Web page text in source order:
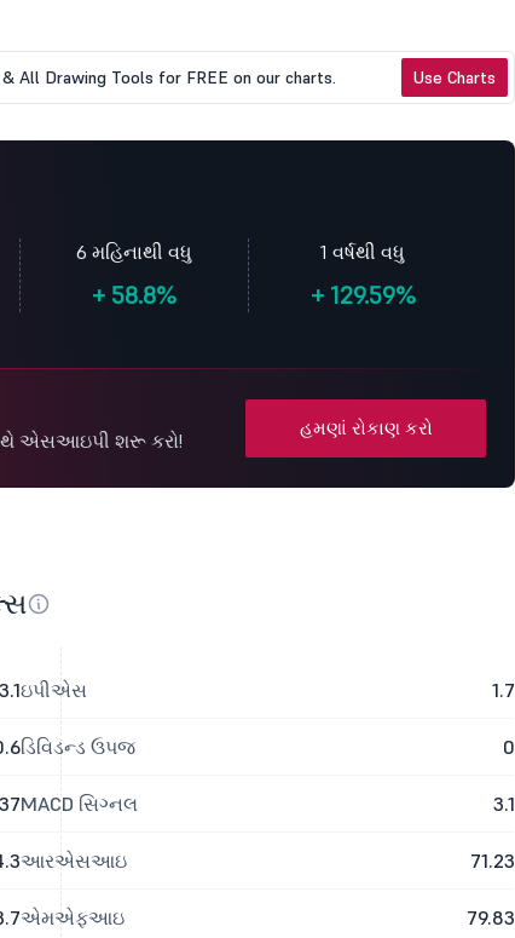
All Drawing Tools for FREE on our charts. Use Charts
6 મહિનાથી વધુ
+ 58.8%
1 વર્ષથી વધુ
+129.59%
એસઆઇપી શરૂ કરો!
હમણાં રોકાણ કરો
ઇપીએસ 1.7
ડિવિડન્ડ ઉપજ 0
MACD સિગ્નલ 3.1
આરએસઆઇ 71.23
એમએફઆઇ 79.83